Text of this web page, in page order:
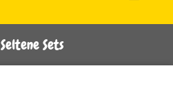
Seltene Sets